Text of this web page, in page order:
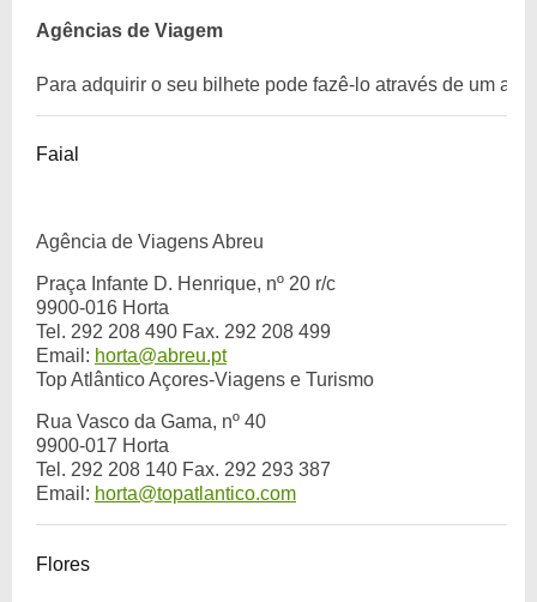
Agências de Viagem
Para adquirir o seu bilhete pode fazê-lo através de um
Faial
Agência de Viagens Abreu
Praça Infante D. Henrique, nº 20 r/c
9900-016 Horta
Tel. 292 208 490 Fax. 292 208 499
Email: horta@abreu.pt
Top Atlântico Açores-Viagens e Turismo
Rua Vasco da Gama, nº 40
9900-017 Horta
Tel. 292 208 140 Fax. 292 293 387
Email: horta@topatlantico.com
Flores